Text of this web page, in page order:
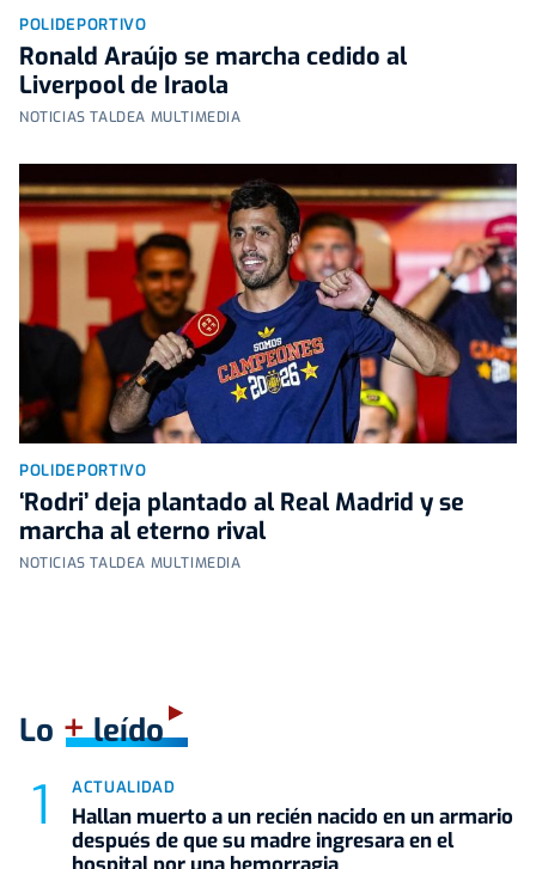
POLIDEPORTIVO
Ronald Araújo se marcha cedido al
Liverpool de Iraola
NOTICIAS TALDEA MULTIMEDIA
POLIDEPORTIVO
‘Rodri’ deja plantado al Real Madrid y se
marcha al eterno rival
NOTICIAS TALDEA MULTIMEDIA
Lo +leído
ACTUALIDAD
Hallan muerto a un recién nacido en un armario
después de que su madre ingresara en el